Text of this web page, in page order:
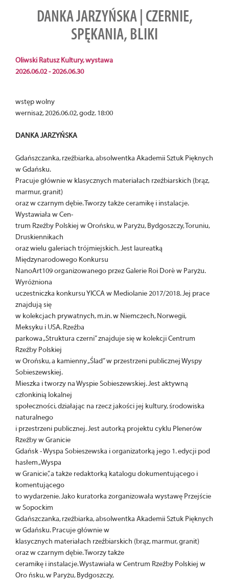
DANKA JARZYŃSKA | CZERNIE,
SPĘKANIA, BLIKI
Oliwski Ratusz Kultury, wystawa
2026.06.02 - 2026.06.30
wstęp wolny
wernisaż, 2026.06.02, godz. 18:00
DANKA JARZYŃSKA
Gdańszczanka, rzeźbiarka, absolwentka Akademii Sztuk Pięknych
w Gdańsku.
Pracuje głównie w klasycznych materiałach rzeźbiarskich (brąz,
marmur, granit)
oraz w czarnym dębie. Tworzy także ceramikę i instalacje.
Wystawiała w Cen-
trum Rzeźby Polskiej w Orońsku, w Paryżu, Bydgoszczy, Toruniu,
Druskiennikach
oraz wielu galeriach trójmiejskich. Jest laureatką
Międzynarodowego Konkursu
NanoArt109 organizowanego przez Galerie Roi Doré w Paryżu.
Wyróżniona
uczestniczka konkursu YICCA w Mediolanie 2017/2018. Jej prace
znajdują się
w kolekcjach prywatnych, m.in. w Niemczech, Norwegii,
Meksyku i USA. Rzeźba
parkowa „Struktura czerni” znajduje się w kolekcji Centrum
Rzeźby Polskiej
w Orońsku, a kamienny „Ślad” w przestrzeni publicznej Wyspy
Sobieszewskiej.
Mieszka i tworzy na Wyspie Sobieszewskiej. Jest aktywną
członkinią lokalnej
społeczności, działając na rzecz jakości jej kultury, środowiska
naturalnego
i przestrzeni publicznej. Jest autorką projektu cyklu Plenerów
Rzeźby w Granicie
Gdańsk - Wyspa Sobieszewska i organizatorką jego 1. edycji pod
hasłem „Wyspa
w Granicie”, a także redaktorką katalogu dokumentującego i
komentującego
to wydarzenie. Jako kuratorka zorganizowała wystawę Przejście
w Sopockim
Gdańszczanka, rzeźbiarka, absolwentka Akademii Sztuk Pięknych
w Gdańsku. Pracuje głównie w
klasycznych materiałach rzeźbiarskich (brąz, marmur, granit)
oraz w czarnym dębie. Tworzy także
ceramikę i instalacje. Wystawiała w Centrum Rzeźby Polskiej w
Oro ńsku, w Paryżu, Bydgoszczy,